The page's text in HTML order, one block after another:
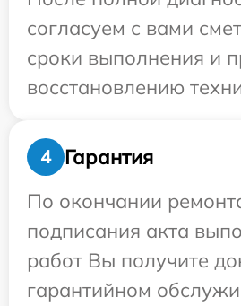
согласуем с вами
сроки выполнения и
восстановлению
4
Гарантия
По окончании
подписания акта
работ Вы получите
гарантийном